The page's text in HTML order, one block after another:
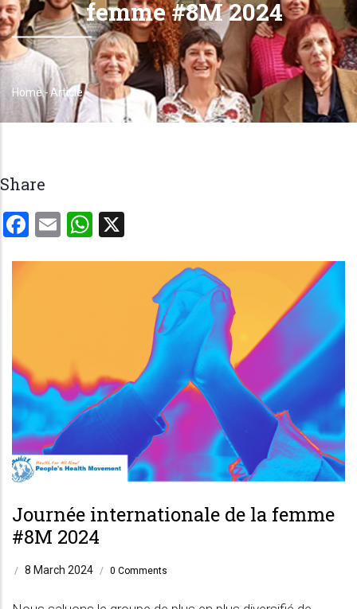
femme #8M 2024
Breadcrumb
Home -Article
Share
Facebook
EmailWhatsApp
Journée internationale de la femme
#8M 2024
/ 8 March 2024 / 0 Comments